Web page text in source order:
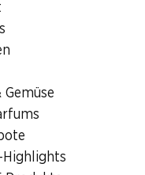
Gemüse
Highlights